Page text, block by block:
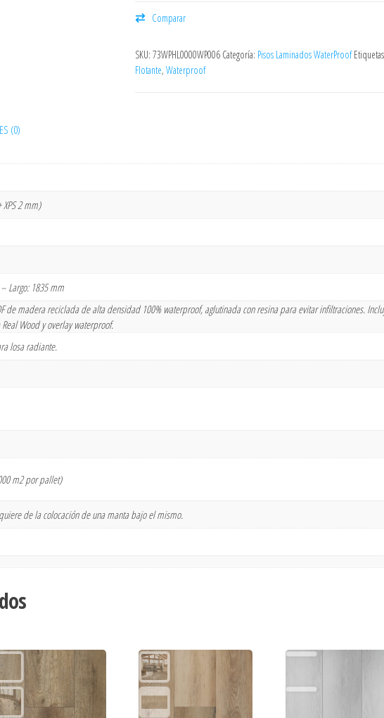
Comparar
SKU: 73WPHL0000WP006 Categoría: Pisos Laminados WaterProof
Flotante, Waterproof
(0)
2 mm)
Largo: 1835 mm
de madera reciclada de alta densidad 100% waterproof, aglutinada con resina para evitar infiltraciones.
Wood y overlay waterproof.
losa radiante.
m2 por pallet)
de la colocación de una manta bajo el mismo.